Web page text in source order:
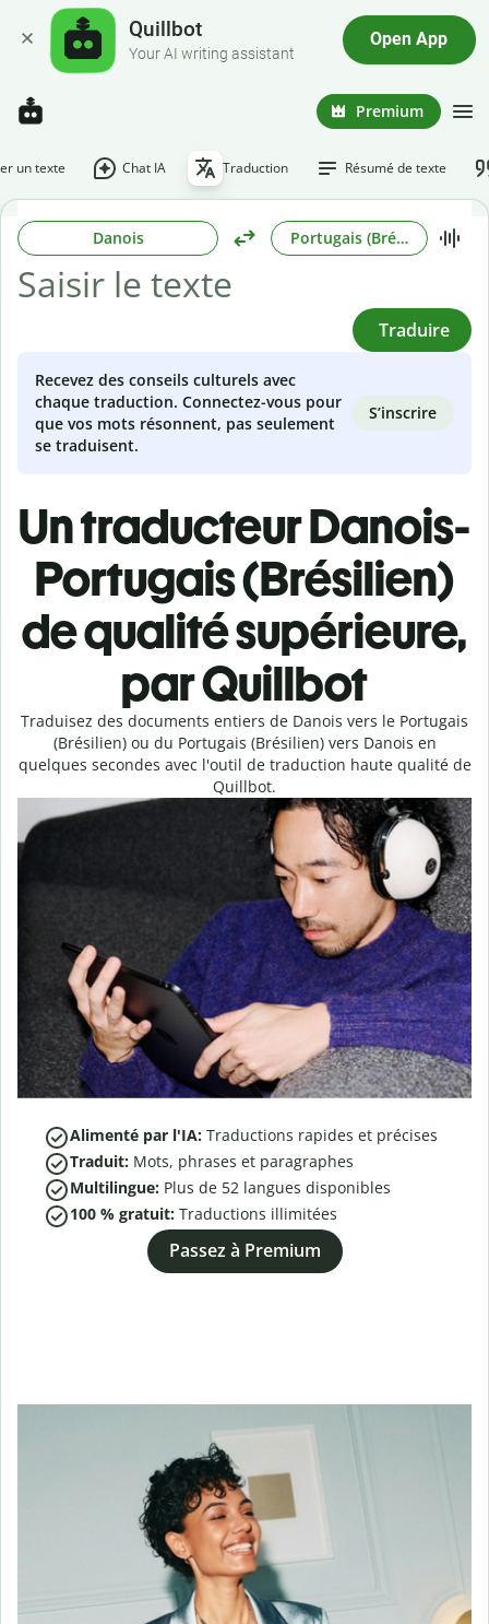
Quillbot
Your AI writing assistant
Open App
Premium
un texte Chat IA Traduction Résumé de texte
Danois Portugais (Brésilien)
Traduire
Recevez des conseils culturels avec
chaque traduction. Connectez-vous pour
que vos mots résonnent, pas seulement
se traduisent.
S’inscrire
Un traducteur Danois-
Portugais (Brésilien)
de qualité supérieure,
par Quillbot
Traduisez des documents entiers de Danois vers le Portugais
(Brésilien) ou du Portugais (Brésilien) vers Danois en
quelques secondes avec l'outil de traduction haute qualité de
Quillbot.
Alimenté par l'IA: Traductions rapides et précises
Traduit: Mots, phrases et paragraphes
Multilingue: Plus de 52 langues disponibles
100 % gratuit: Traductions illimitées
Passez à Premium